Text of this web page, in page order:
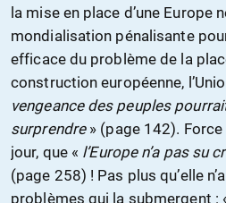
la mise en place d’une Europe
mondialisation pénalisante
efficace du problème de la
construction européenne,
vengeance des peuples
surprendre » (page 142).
jour, que « l’Europe n’a pas su
(page 258) ! Pas plus qu’elle
problèmes qui la submergent :